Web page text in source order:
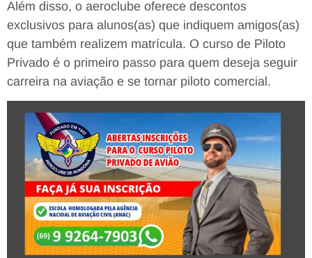
Além disso, o aeroclube oferece descontos
exclusivos para alunos(as) que indiquem amigos(as)
que também realizem matrícula. O curso de Piloto
Privado é o primeiro passo para quem deseja seguir
carreira na aviação e se tornar piloto comercial.